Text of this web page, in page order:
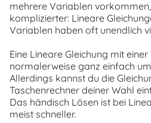
mehrere Variablen
komplizierter: Lineare
Variablen haben oft unendlich
Eine Lineare Gleichung mit
normalerweise ganz einfach
Allerdings kannst du die
Taschenrechner deiner Wahl
Das händisch Lösen ist bei
meist schneller.